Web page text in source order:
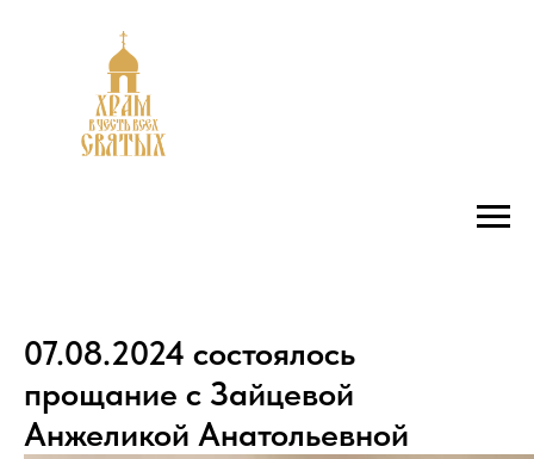
07.08.2024 состоялось
прощание с Зайцевой
Анжеликой Анатольевной